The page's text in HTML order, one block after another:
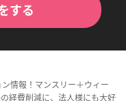
する
情報！マンスリー＋ウィー
経費削減に、法人様にも大好